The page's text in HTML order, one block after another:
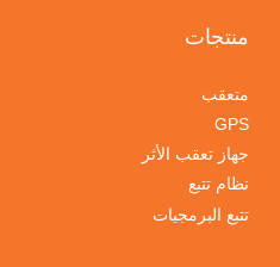
منتجات
متعقب
GPS
جهاز تعقب الأثر
نظام تتبع
تتبع البرمجيات